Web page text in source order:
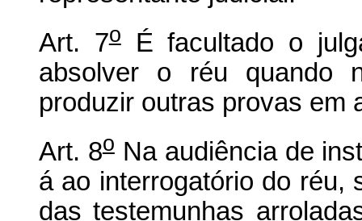
Art. 7oÉ facultado o
absolver o réu quando
produzir outras provas em
Art. 8oNa audiência de
á ao interrogatório do réu,
das testemunhas